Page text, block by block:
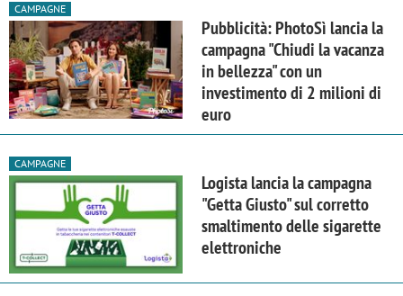
CAMPAGNE
Pubblicità: PhotoSì lancia la
campagna "Chiudi la vacanza
in bellezza" con un
investimento di 2 milioni di
euro
CAMPAGNE
Logista lancia la campagna
"Getta Giusto" sul corretto
smaltimento delle sigarette
elettroniche